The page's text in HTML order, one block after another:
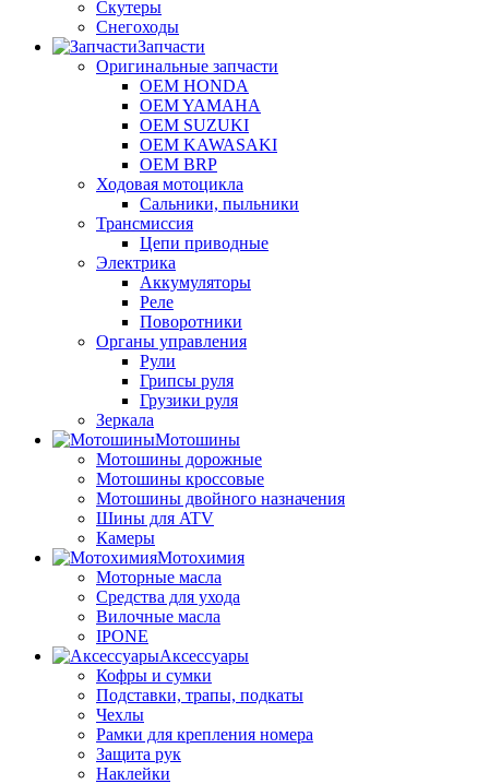
Скутеры
Снегоходы
Запчасти
Оригинальные запчасти
OEM HONDA
OEM YAMAHA
OEM SUZUKI
OEM KAWASAKI
OEM BRP
Ходовая мотоцикла
Сальники, пыльники
Трансмиссия
Цепи приводные
Электрика
Аккумуляторы
Реле
Поворотники
Органы управления
Рули
Грипсы руля
Грузики руля
Зеркала
Мотошины
Мотошины дорожные
Мотошины кроссовые
Мотошины двойного назначения
Шины для ATV
Камеры
Мотохимия
Моторные масла
Средства для ухода
Вилочные масла
IPONE
Аксессуары
Кофры и сумки
Подставки, трапы, подкаты
Чехлы
Рамки для крепления номера
Защита рук
Наклейки